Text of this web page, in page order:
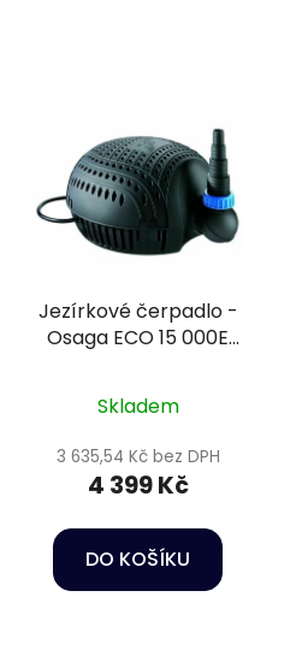
Jezírkové čerpadlo -
Osaga ECO 15 000E
Skladem
3 635,54 Kč bez DPH
4 399 Kč
DO KOŠÍKU